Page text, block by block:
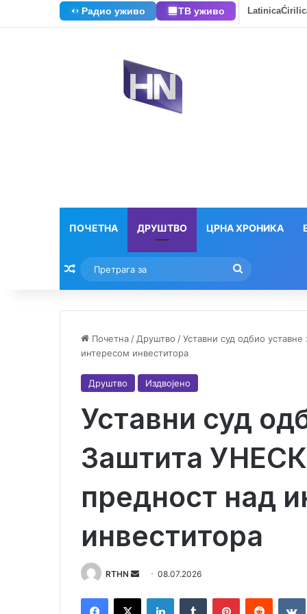
Радио уживо ТВ уживо Latinica
ПОЧЕТНА ДРУШТВО ЦРНА ХРОНИКА
Насумични текстови
за
Почетна / Друштво /Уставни суд одбио
интересом инвеститора
Друштво Издвојено
Уставни суд
Заштита
предност над
инвеститора
RTHN 08.07.2026